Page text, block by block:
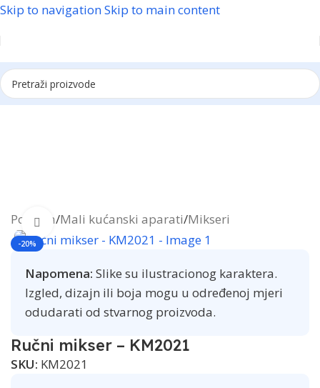
Skip to navigationSkip to main content
Reklama
Početna/Mali kućanski aparati/Mikseri
-20%
Click to enlarge
Napomena: Slike su ilustracionog karaktera.
Izgled, dizajn ili boja mogu u određenoj mjeri
odudarati od stvarnog proizvoda.
Ručni mikser – KM2021
SKU: KM2021